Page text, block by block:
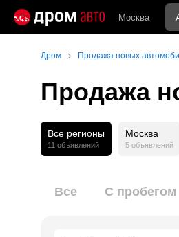
Москва
Дром Продажа новых
Продажа
Все регионы
11 объявлений
Москва
5 объявлений
Все С пробегом